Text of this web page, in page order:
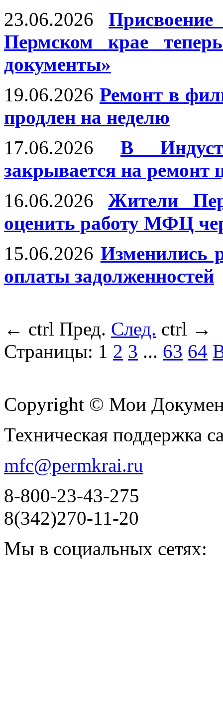
23.06.2026
Пермском крае
документы»
19.06.2026 Ремонт в
продлен на неделю
17.06.2026
В
закрывается на
16.06.2026
Жители
оценить работу МФЦ
15.06.2026 Изменились
оплаты задолженностей
← ctrl Пред. След. ctrl →
Страницы: 1 2 3 ... 63 64
Copyright © Мои
Техническая поддержка
mfc@permkrai.ru
8-800-23-43-275
8(342)270-11-20
Мы в социальных сетях: